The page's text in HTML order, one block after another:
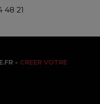
48 21
- CREER VOTRE